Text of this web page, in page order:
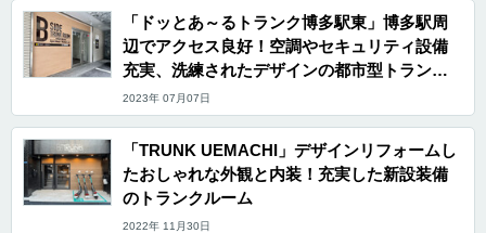
「ドッとあ～るトランク博多駅東」博多駅周
辺でアクセス良好！空調やセキュリティ設備
充実、洗練されたデザインの都市型トランク
ルーム
2023年 07月07日
「TRUNK UEMACHI」デザインリフォームし
たおしゃれな外観と内装！充実した新設装備
のトランクルーム
2022年 11月30日